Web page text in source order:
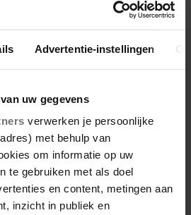
Advertentie-instellingen
uw gegevens
verwerken je persoonlijke
met behulp van
om informatie op uw
te gebruiken met als doel
en content, metingen aan
inzicht in publiek en
2026
‘DE
WAS BIJNA
HET MERK VAN